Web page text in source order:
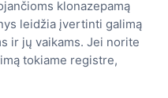
klonazepamą
leidžia įvertinti galimą
ir jų vaikams. Jei norite
tokiame registre,